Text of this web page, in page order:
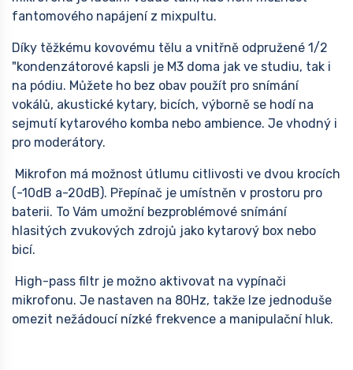
fantomového napájení z mixpultu.
Díky těžkému kovovému tělu a vnitřně odpružené 1/2
"kondenzátorové kapsli je M3 doma jak ve studiu, tak i
na pódiu. Můžete ho bez obav použít pro snímání
vokálů, akustické kytary, bicích, výborně se hodí na
sejmutí kytarového komba nebo ambience. Je vhodný i
pro moderátory.
Mikrofon má možnost útlumu citlivosti ve dvou krocích
(-10dB a-20dB). Přepínač je umístněn v prostoru pro
baterii. To Vám umožní bezproblémové snímání
hlasitých zvukových zdrojů jako kytarový box nebo
bicí.
High-pass filtr je možno aktivovat na vypínači
mikrofonu. Je nastaven na 80Hz, takže lze jednoduše
omezit nežádoucí nízké frekvence a manipulační hluk.